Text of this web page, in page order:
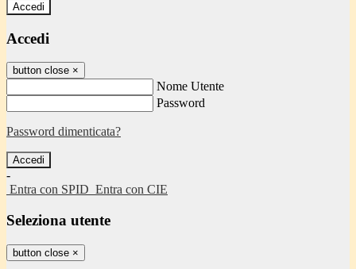
Accedi
Accedi
button close ×
Nome Utente
Password
Password dimenticata?
-
Entra con SPID Entra con CIE
Seleziona utente
button close ×